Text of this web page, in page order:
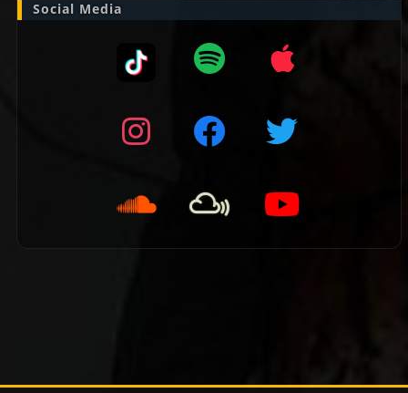
Social Media